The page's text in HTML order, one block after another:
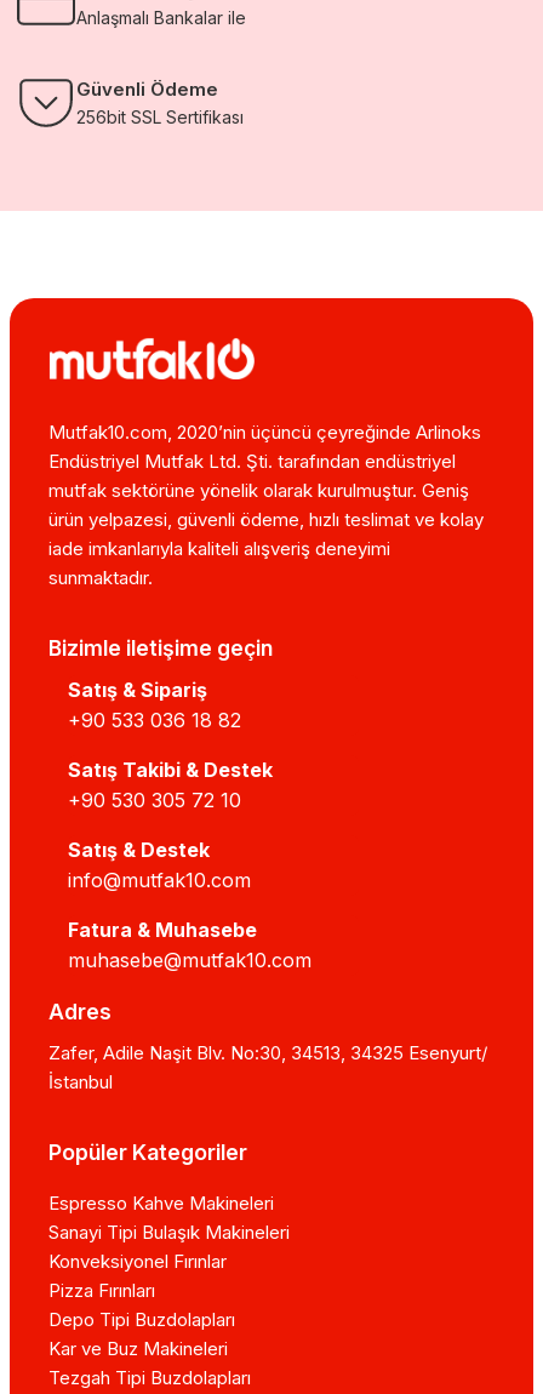
Anlaşmalı Bankalar ile
Güvenli Ödeme
256bit SSL Sertifikası
Mutfak10.com, 2020’nin üçüncü çeyreğinde Arlinoks
Endüstriyel Mutfak Ltd. Şti. tarafından endüstriyel
mutfak sektörüne yönelik olarak kurulmuştur. Geniş
ürün yelpazesi, güvenli ödeme, hızlı teslimat ve kolay
iade imkanlarıyla kaliteli alışveriş deneyimi
sunmaktadır.
Bizimle iletişime geçin
Satış & Sipariş
+90 533 036 18 82
Satış Takibi & Destek
+90 530 305 72 10
Satış & Destek
info@mutfak10.com
Fatura & Muhasebe
muhasebe@mutfak10.com
Adres
Zafer, Adile Naşit Blv. No:30, 34513, 34325 Esenyurt/
İstanbul
Popüler Kategoriler
Espresso Kahve Makineleri
Sanayi Tipi Bulaşık Makineleri
Konveksiyonel Fırınlar
Pizza Fırınları
Depo Tipi Buzdolapları
Kar ve Buz Makineleri
Tezgah Tipi Buzdolapları